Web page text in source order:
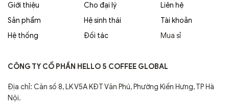
Giới thiệu
Sản phẩm
Hệ thống
Cho đại lý
Hệ sinh thái
Đối tác
Liên hệ
Tài khoản
Mua sỉ
CÔNG TY CỔ PHẦN HELLO 5 COFFEE GLOBAL
Địa chỉ: Căn số 8, LK V5A KĐT Văn Phú, Phường Kiến Hưng, TP Hà
Nội.